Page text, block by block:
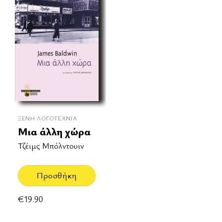
ΞΈΝΗ ΛΟΓΟΤΕΧΝΊΑ
Μια άλλη χώρα
Τζέιμς Μπόλντουιν
Προσθήκη
€19.90